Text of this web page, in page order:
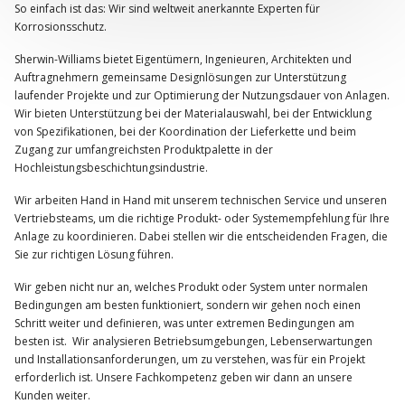
So einfach ist das: Wir sind weltweit anerkannte Experten für
Korrosionsschutz.
Sherwin-Williams bietet Eigentümern, Ingenieuren, Architekten und
Auftragnehmern gemeinsame Designlösungen zur Unterstützung
laufender Projekte und zur Optimierung der Nutzungsdauer von Anlagen.
Wir bieten Unterstützung bei der Materialauswahl, bei der Entwicklung
von Spezifikationen, bei der Koordination der Lieferkette und beim
Zugang zur umfangreichsten Produktpalette in der
Hochleistungsbeschichtungsindustrie.
Wir arbeiten Hand in Hand mit unserem technischen Service und unseren
Vertriebsteams, um die richtige Produkt- oder Systemempfehlung für Ihre
Anlage zu koordinieren. Dabei stellen wir die entscheidenden Fragen, die
Sie zur richtigen Lösung führen.
Wir geben nicht nur an, welches Produkt oder System unter normalen
Bedingungen am besten funktioniert, sondern wir gehen noch einen
Schritt weiter und definieren, was unter extremen Bedingungen am
besten ist. Wir analysieren Betriebsumgebungen, Lebenserwartungen
und Installationsanforderungen, um zu verstehen, was für ein Projekt
erforderlich ist. Unsere Fachkompetenz geben wir dann an unsere
Kunden weiter.